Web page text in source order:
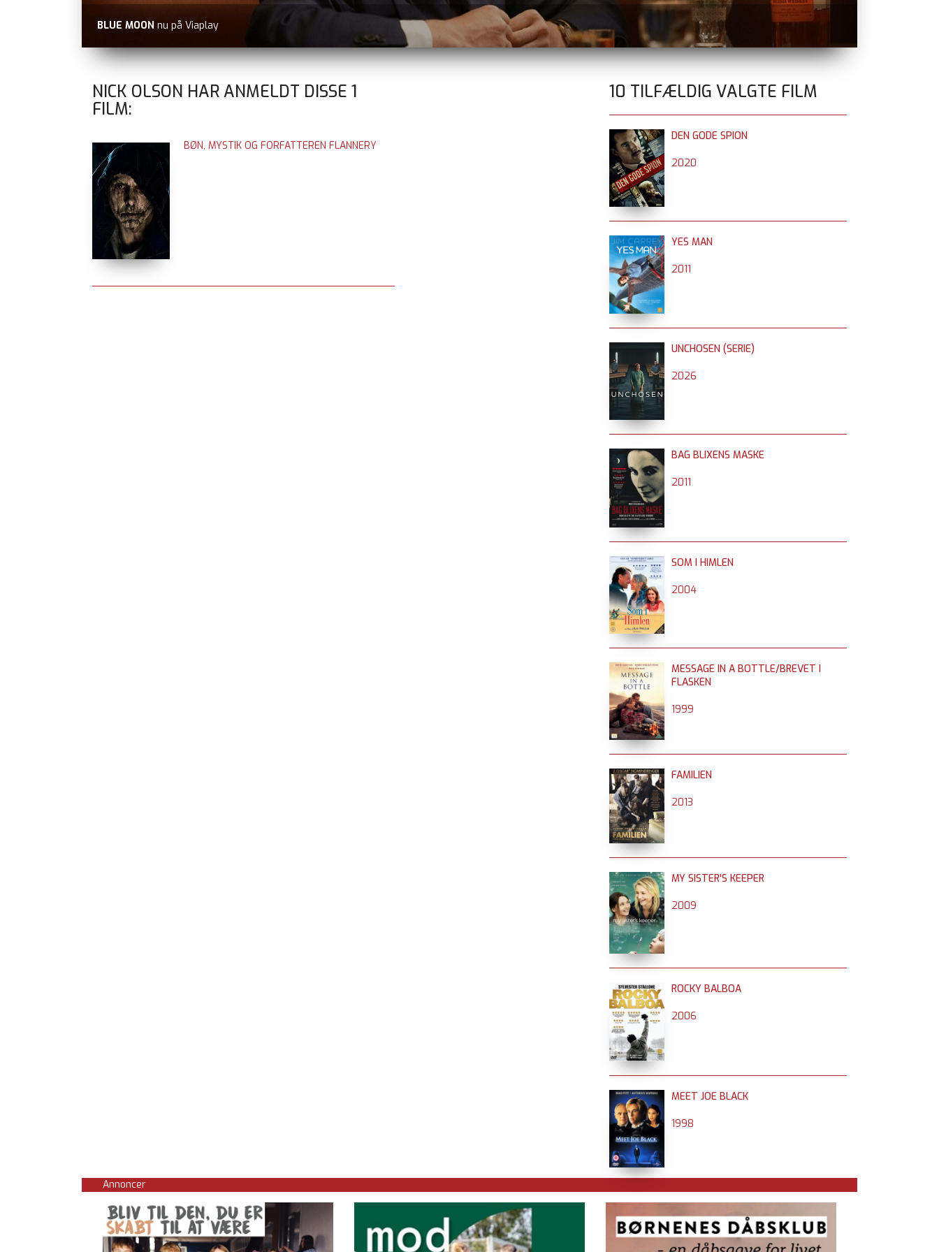
BLUE MOON nu på Viaplay
NICK OLSON HAR ANMELDT DISSE 1
FILM:
BØN, MYSTIK OG FORFATTEREN FLANNERY
10 TILFÆLDIG VALGTE FILM
DEN GODE SPION
2020
YES MAN
2011
UNCHOSEN (SERIE)
2026
BAG BLIXENS MASKE
2011
SOM I HIMLEN
2004
MESSAGE IN A BOTTLE/BREVET I
FLASKEN
1999
FAMILIEN
2013
MY SISTER'S KEEPER
2009
ROCKY BALBOA
2006
MEET JOE BLACK
1998
Annoncer